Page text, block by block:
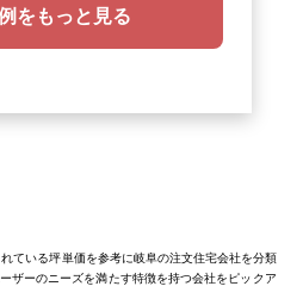
をもっと見る
ている坪単価を参考に岐阜の注文住宅会社を分類
ザーのニーズを満たす特徴を持つ会社をピックア